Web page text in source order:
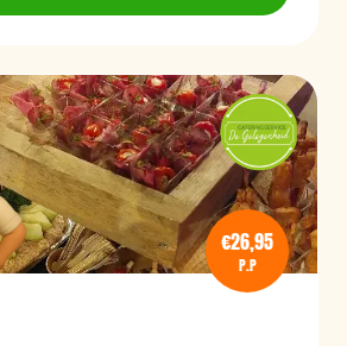
€26,95
P.P